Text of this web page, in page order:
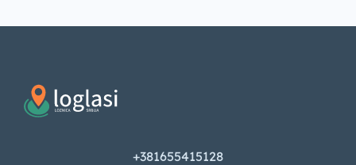
+381655415128